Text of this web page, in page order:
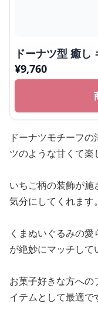
ドーナツ型 癒し
¥9,760
ドーナツモチーフ
ツのような甘くて楽
いちご柄の装飾が
気分にしてくれます。
くまぬいぐるみの
が絶妙にマッチして
お菓子好きな方へ
イテムとして最適で